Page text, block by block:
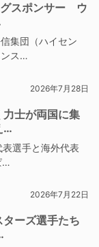
スポンサー ウ
集団（ハイセン
ンス…
2026年7月28日
士が両国に集
…
選手と海外代表
…
2026年7月22日
ーズ選手たち